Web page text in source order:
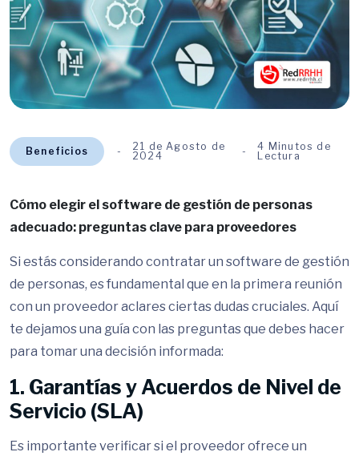
Beneficios
21 de Agosto de
2024
4 Minutos de
Lectura
Cómo elegir el software de gestión de personas
adecuado: preguntas clave para proveedores
Si estás considerando contratar un software de gestión
de personas, es fundamental que en la primera reunión
con un proveedor aclares ciertas dudas cruciales. Aquí
te dejamos una guía con las preguntas que debes hacer
para tomar una decisión informada:
1. Garantías y Acuerdos de Nivel de
Servicio (SLA)
Es importante verificar si el proveedor ofrece un